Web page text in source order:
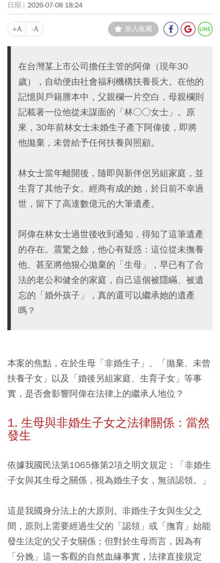
2026-07-08 18:24
+A -A 加入收藏
在台灣某上市公司擔任主管的阿偉（現年30
歲），自幼便由社會福利機構扶養長大。在他的
記憶與戶籍謄本中，父親欄一片空白，母親欄則
記載著一位他從未謀面的「林○○女士」。原
來，30年前林女士未婚生子產下阿偉後，即將
他拋棄，未曾給予任何扶養與照顧。
林女士當年離開後，隨即與新伴侶另組家庭，並
生育了其他子女。經商有成的她，於日前不幸過
世，留下了高達數億元的大筆遺產。
阿偉在林女士過世後收到通知，得知了這筆遺產
的存在。震驚之餘，他心有疑惑：這位從未撫養
他、甚至將他狠心拋棄的「生母」，早已有了合
法的老公和健全的家庭，自己這個被隱瞞、被遺
忘的「婚外孩子」，真的還可以繼承她的遺產
嗎？
本案的焦點，在於生母「非婚生子」、「拋棄、未曾
扶養子女」以及「婚後另組家庭、生育子女」等事
實，是否會影響阿偉在法律上的繼承人地位？
1. 生母與非婚生子女之法律關係：當然
發生
依據我國民法第1065條第2項之明文規定：
「非婚生
子女與其生母之關係，視為婚生子女，無須認領。」
這是我國身分法上的大原則。非婚生子女與生父之
間，原則上需要經過生父的「認領」或「撫育」始能
發生法定的父子女關係；但對於生母而言，因為有
「分娩」這一客觀的自然血緣事實，法律直接規定